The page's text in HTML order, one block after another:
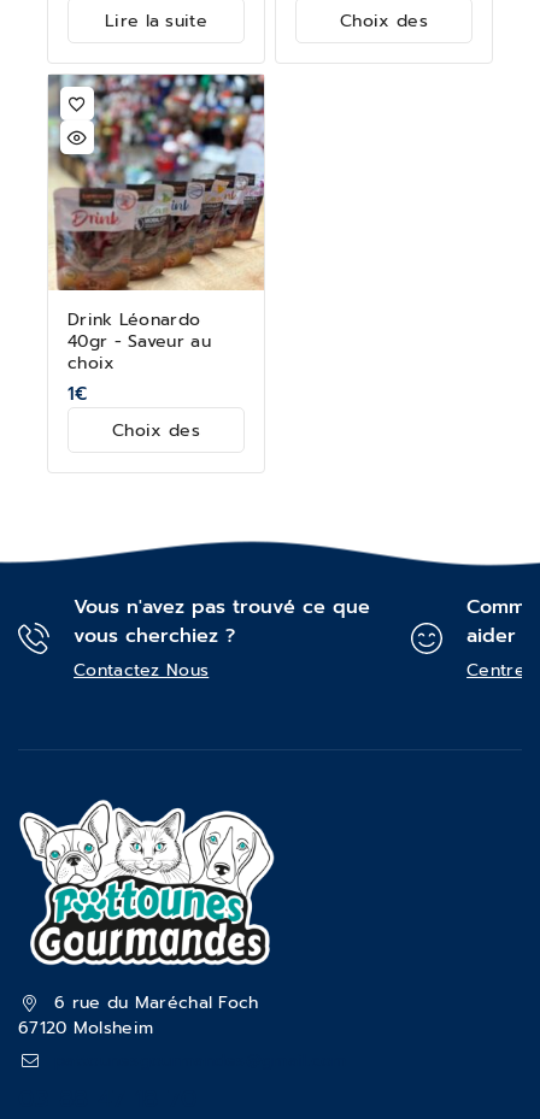
Lire la suite
Choix des
Drink Léonardo
40gr - Saveur au
choix
1€
Choix des
Vous n'avez pas trouvé ce que
vous cherchiez ?
Contactez Nous
aider ?
Centre
6 rue du Maréchal Foch
67120 Molsheim